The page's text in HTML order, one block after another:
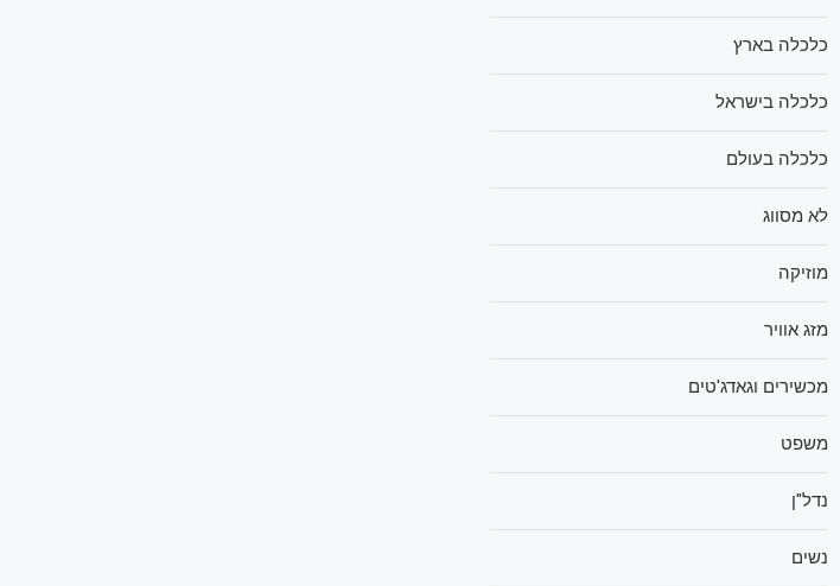
כלכלה בארץ
כלכלה בישראל
כלכלה בעולם
לא מסווג
מוזיקה
מזג אוויר
מכשירים וגאדג'טים
משפט
נדל"ן
נשים